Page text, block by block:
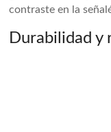
contraste en la
Durabilidad y